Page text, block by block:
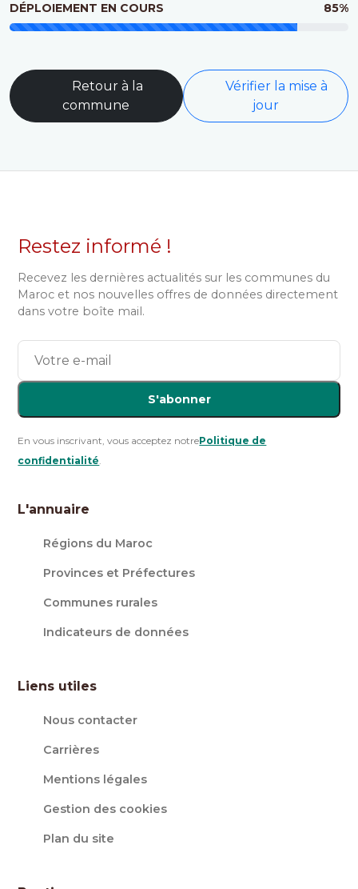
DÉPLOIEMENT EN COURS 85%
Retour à la
commune
Vérifier la mise à
jour
Restez informé !
Recevez les dernières actualités sur les communes du
Maroc et nos nouvelles offres de données directement
dans votre boîte mail.
S'abonner
En vous inscrivant, vous acceptez notrePolitique de
confidentialité.
L'annuaire
Régions du Maroc
Provinces et Préfectures
Communes rurales
Indicateurs de données
Liens utiles
Nous contacter
Carrières
Mentions légales
Gestion des cookies
Plan du site